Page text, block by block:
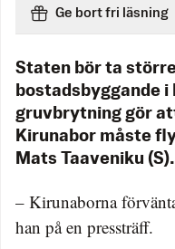
Ge bort fri läsning
Staten bör ta
bostadsbyggande i
gruvbrytning gör
Kirunabor måste
Mats Taaveniku (S).
– Kirunaborna
han på en pressträff.